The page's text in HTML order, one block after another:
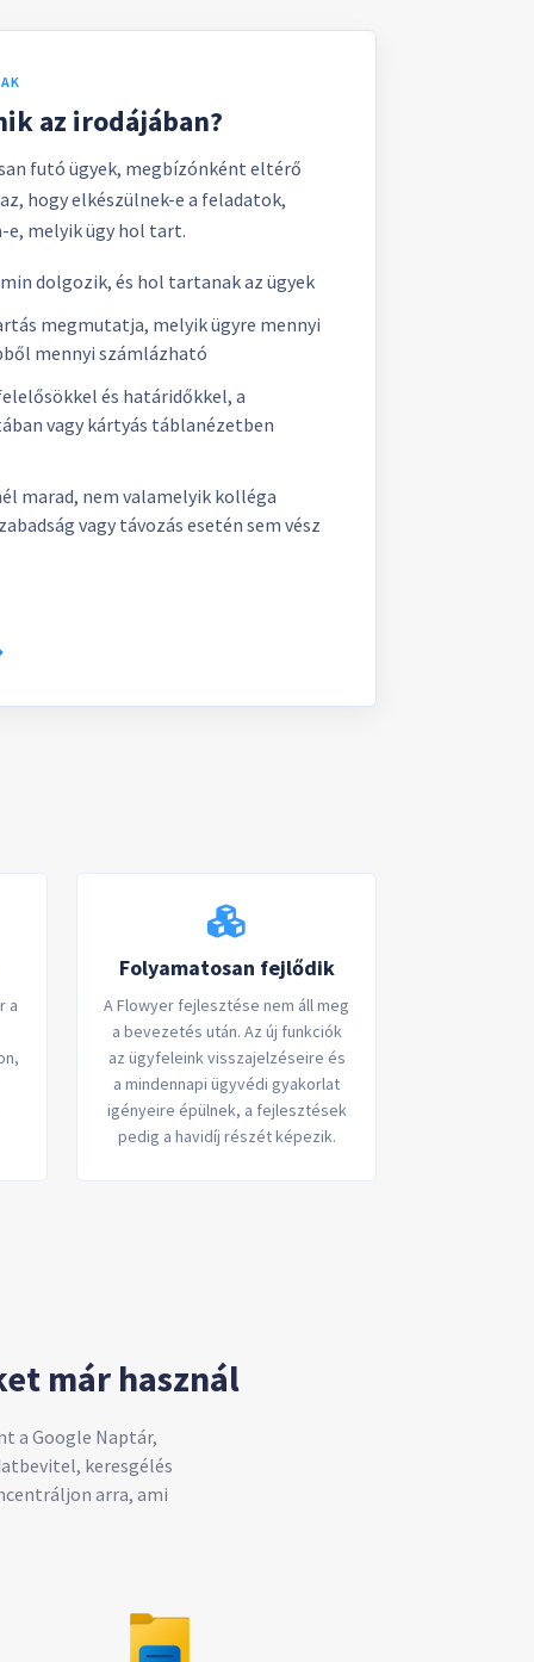
az irodájában?
futó ügyek, megbízónként eltérő
hogy elkészülnek-e a feladatok,
e, melyik ügy hol tart.
dolgozik, és hol tartanak az ügyek
megmutatja, melyik ügyre mennyi
mennyi számlázható
és határidőkkel, a
vagy kártyás táblanézetben
marad, nem valamelyik kolléga
vagy távozás esetén sem vész
a
Folyamatosan fejlődik
A Flowyer fejlesztése nem áll meg
a bevezetés után. Az új funkciók
az ügyfeleink visszajelzéseire és
a mindennapi ügyvédi gyakorlat
igényeire épülnek, a fejlesztések
pedig a havidíj részét képezik.
már használ
a Google Naptár,
keresgélés
arra, ami